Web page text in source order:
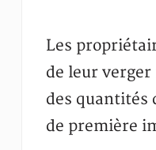
Les
de leur verger
des quantités
de première